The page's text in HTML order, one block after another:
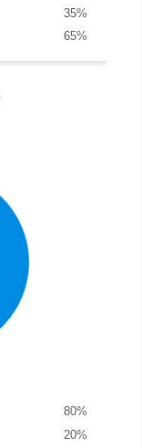
%
35
%
65
%
80
%
20